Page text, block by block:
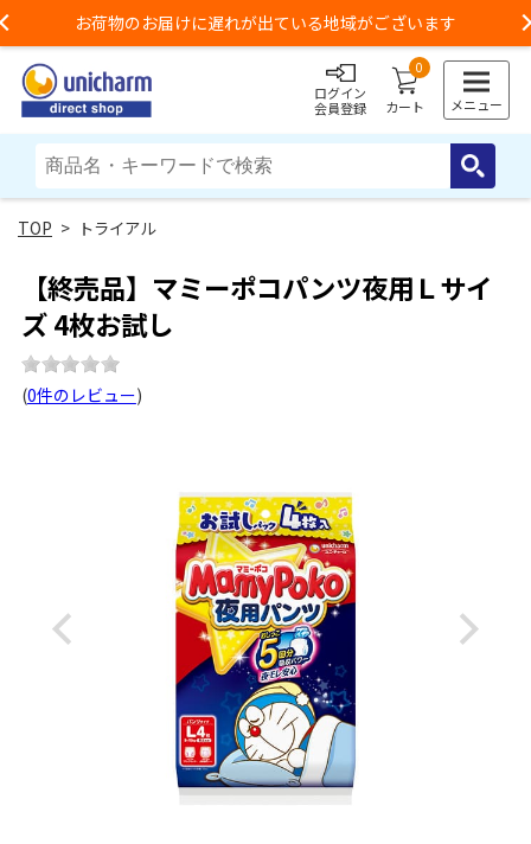
お荷物のお届けに遅れが出ている地域がございます
ログイン
会員登録
0
カート メニュー
> トライアル
【終売品】マミーポコパンツ夜用Ｌサイ
ズ 4枚お試し
(0件のレビュー)
Previous Next